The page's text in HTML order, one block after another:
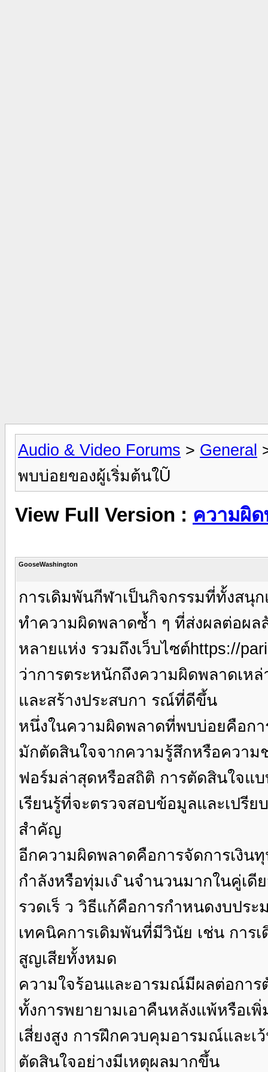
Audio & Video Forums > General
พบบ่อยของผู้เริ่มต้นใŨ
View Full Version : ความผิ
GooseWashington
การเดิมพันกีฬาเป็นกิจกรรมที่ทั้งสนุ
ทำความผิดพลาดซ้ำ ๆ ที่ส่งผลต่อผ
หลายแห่ง รวมถึงเว็บไซต์https://
ว่าการตระหนักถึงความผิดพลาดเห
และสร้างประสบกา รณ์ที่ดีขึ้น
หนึ่งในความผิดพลาดที่พบบ่อยคือกา
มักตัดสินใจจากความรู้สึกหรือควา
ฟอร์มล่าสุดหรือสถิติ การตัดสินใจแ
เรียนรู้ที่จะตรวจสอบข้อมูลและเปรี
สำคัญ
อีกความผิดพลาดคือการจัดการเงิน
กำลังหรือทุ่มเง ินจำนวนมากในคู่เดี
รวดเร็ ว วิธีแก้คือการกำหนดงบปร
เทคนิคการเดิมพันที่มีวินัย เช่น การ
สูญเสียทั้งหมด
ความใจร้อนและอารมณ์มีผลต่อการ
ทั้งการพยายามเอาคืนหลังแพ้หรือเ
เสี่ยงสูง การฝึกควบคุมอารมณ์และเ
ตัดสินใจอย่างมีเหตุผลมากขึ้น